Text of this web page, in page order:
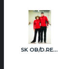
SK OB/D.REGŽA A.REGŽA